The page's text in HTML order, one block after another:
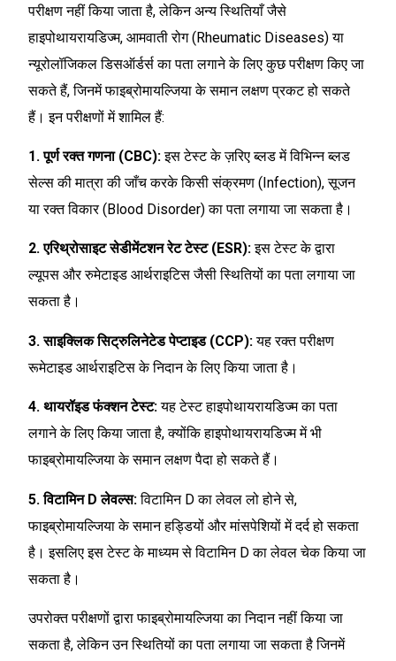
परीक्षण नहीं किया जाता है, लेकिन अन्य स्थितियाँ जैसे
हाइपोथायरायडिज्म, आमवाती रोग (Rheumatic Diseases) या
न्यूरोलॉजिकल डिसऑर्डर्स का पता लगाने के लिए कुछ परीक्षण किए जा
सकते हैं, जिनमें फाइब्रोमायल्जिया के समान लक्षण प्रकट हो सकते
हैं। इन परीक्षणों में शामिल हैं:
1. पूर्ण रक्त गणना (CBC):इस टेस्ट के ज़रिए ब्लड में विभिन्न ब्लड
सेल्स की मात्रा की जाँच करके किसी संक्रमण (Infection), सूजन
या रक्त विकार (Blood Disorder) का पता लगाया जा सकता है।
2. एरिथ्रोसाइट सेडीमेंटशन रेट टेस्ट (ESR):इस टेस्ट के द्वारा
ल्यूपस और रुमेटाइड आर्थराइटिस जैसी स्थितियों का पता लगाया जा
सकता है।
3. साइक्लिक सिट्रुलिनेटेड पेप्टाइड (CCP):यह रक्त परीक्षण
रूमेटाइड आर्थराइटिस के निदान के लिए किया जाता है।
4. थायरॉइड फंक्शन टेस्ट:यह टेस्ट हाइपोथायरायडिज्म का पता
लगाने के लिए किया जाता है, क्योंकि हाइपोथायरायडिज्म में भी
फाइब्रोमायल्जिया के समान लक्षण पैदा हो सकते हैं।
5. विटामिन D लेवल्स:विटामिन D का लेवल लो होने से,
फाइब्रोमायल्जिया के समान हड्डियों और मांसपेशियों में दर्द हो सकता
है। इसलिए इस टेस्ट के माध्यम से विटामिन D का लेवल चेक किया जा
सकता है।
उपरोक्त परीक्षणों द्वारा फाइब्रोमायल्जिया का निदान नहीं किया जा
सकता है, लेकिन उन स्थितियों का पता लगाया जा सकता है जिनमें